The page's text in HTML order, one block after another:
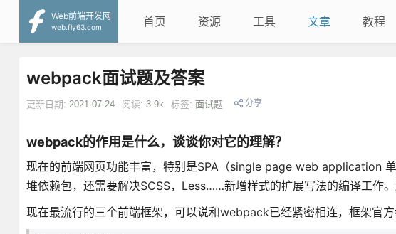
Web前端开发网
web.fly63.com
首页 资源 工具 文章 教程
webpack面试题及答案
更新日期: 2021-07-24 阅读: 3.9k 标签: 面试题 分享
webpack的作用是什么，谈谈你对它的理解？
现在的前端网页功能丰富，特别是SPA（single page web application
堆依赖包，还需要解决SCSS，Less……新增样式的扩展写法的编译工作
现在最流行的三个前端框架，可以说和webpack已经紧密相连，框架官